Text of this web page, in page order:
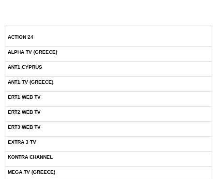
ACTION 24
ALPHA TV (GREECE)
ANT1 CYPRUS
ANT1 TV (GREECE)
ERT1 WEB TV
ERT2 WEB TV
ERT3 WEB TV
EXTRA 3 TV
KONTRA CHANNEL
MEGA TV (GREECE)